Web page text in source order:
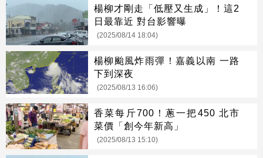
楊柳才剛走「低壓又生成」！這2
日最靠近 對台影響曝
(2025/08/14 18:04)
楊柳颱風炸雨彈！嘉義以南 一路
下到深夜
(2025/08/13 16:06)
香菜每斤700！蔥一把450 北市
菜價「創今年新高」
(2025/08/13 15:10)